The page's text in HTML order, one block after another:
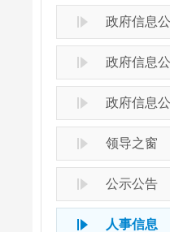
政府信息
政府信息
政府信息
领导之窗
公示公告
人事信息